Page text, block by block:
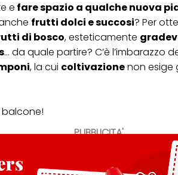
PUBBLICITA'
e fare spazio a qualche nuova
frutti dolci e succosi? Per
di bosco, esteticamente
… da quale partire? C’è l’imbarazzo
, la cui coltivazionenon esige
!